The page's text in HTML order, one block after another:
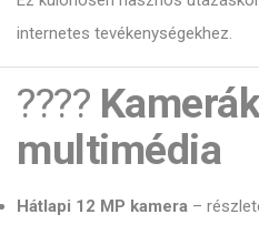
internetes tevékenységekhez.
????
multimédia
Hátlapi 12 MP kamera –